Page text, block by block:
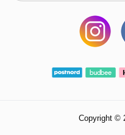
Copyright ©